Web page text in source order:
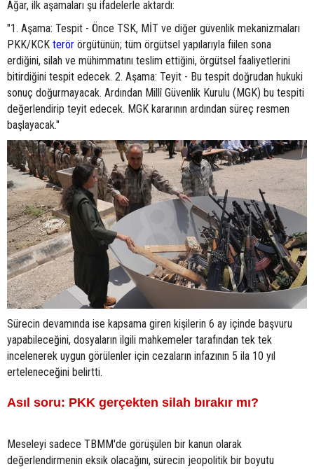
Ağar, ilk aşamaları şu ifadelerle aktardı:
"1. Aşama: Tespit - Önce TSK, MİT ve diğer güvenlik mekanizmaları
PKK/KCK terör örgütünün; tüm örgütsel yapılarıyla fiilen sona
erdiğini, silah ve mühimmatını teslim ettiğini, örgütsel faaliyetlerini
bitirdiğini tespit edecek. 2. Aşama: Teyit - Bu tespit doğrudan hukuki
sonuç doğurmayacak. Ardından Millî Güvenlik Kurulu (MGK) bu tespiti
değerlendirip teyit edecek. MGK kararının ardından süreç resmen
başlayacak."
Sürecin devamında ise kapsama giren kişilerin 6 ay içinde başvuru
yapabileceğini, dosyaların ilgili mahkemeler tarafından tek tek
incelenerek uygun görülenler için cezaların infazının 5 ila 10 yıl
erteleneceğini belirtti.
Asıl soru: PKK gerçekten silah bırakır mı?
Meseleyi sadece TBMM'de görüşülen bir kanun olarak
değerlendirmenin eksik olacağını, sürecin jeopolitik bir boyutu